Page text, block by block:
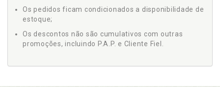
Os pedidos ficam condicionados a disponibilidade de
estoque;
Os descontos não são cumulativos com outras
promoções, incluindo P.A.P. e Cliente Fiel.